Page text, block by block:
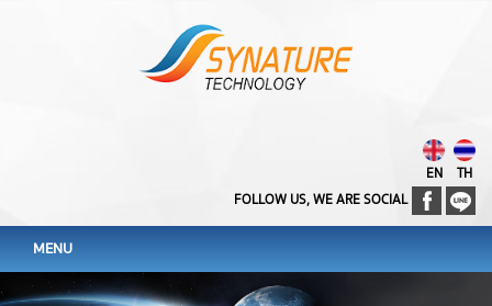
EN
TH
FOLLOW US, WE ARE SOCIAL
MENU